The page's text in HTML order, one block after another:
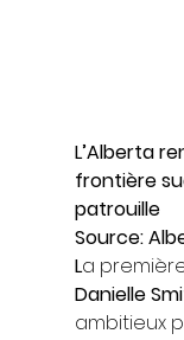
L’Alberta
frontière
patrouille
Source:
La
Danielle
ambitieux